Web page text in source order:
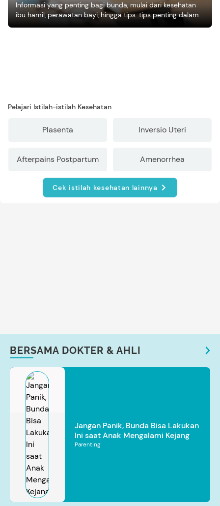
Informasi yang penting bagi bunda, mulai dari kesehatan
ibu hamil, perawatan bayi, hingga tips-tips penting dalam
mengasuh anak
Pelajari Istilah-istilah Kesehatan
Plasenta Inversio Uteri
Afterpains Postpartum Amenorrhea
Cek istilah kesehatan lainnya
BERSAMA DOKTER & AHLI
Jangan Panik, Bunda Bisa Lakukan
Ini saat Anak Mengalami Kejang
Parenting